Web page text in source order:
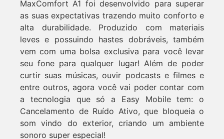
MaxComfort A1 foi desenvolvido para superar
as suas expectativas trazendo muito conforto e
alta durabilidade. Produzido com materiais
leves e possuindo hastes dobráveis, também
vem com uma bolsa exclusiva para você levar
seu fone para qualquer lugar! Além de poder
curtir suas músicas, ouvir podcasts e filmes e
entre outros, agora você vai poder contar com
a tecnologia que só a Easy Mobile tem: o
Cancelamento de Ruído Ativo, que bloqueia o
som vindo do exterior, criando um ambiente
sonoro super especial!